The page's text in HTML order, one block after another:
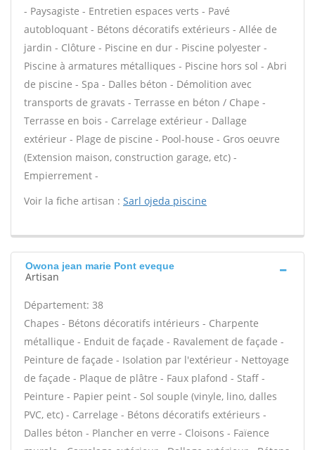
- Paysagiste - Entretien espaces verts - Pavé
autobloquant - Bétons décoratifs extérieurs - Allée de
jardin - Clôture - Piscine en dur - Piscine polyester -
Piscine à armatures métalliques - Piscine hors sol - Abri
de piscine - Spa - Dalles béton - Démolition avec
transports de gravats - Terrasse en béton / Chape -
Terrasse en bois - Carrelage extérieur - Dallage
extérieur - Plage de piscine - Pool-house - Gros oeuvre
(Extension maison, construction garage, etc) -
Empierrement -
Voir la fiche artisan : Sarl ojeda piscine
Owona jean marie Pont eveque
Artisan
Département: 38
Chapes - Bétons décoratifs intérieurs - Charpente
métallique - Enduit de façade - Ravalement de façade -
Peinture de façade - Isolation par l'extérieur - Nettoyage
de façade - Plaque de plâtre - Faux plafond - Staff -
Peinture - Papier peint - Sol souple (vinyle, lino, dalles
PVC, etc) - Carrelage - Bétons décoratifs extérieurs -
Dalles béton - Plancher en verre - Cloisons - Faïence